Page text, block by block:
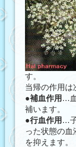
す。
当帰の作用は
●補血作用 …
補います。
●行血作用 …
った状態の
を抑えます。